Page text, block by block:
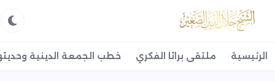
الرئيسية ملتقى براثا الفكري خطب الجمعة الدينية